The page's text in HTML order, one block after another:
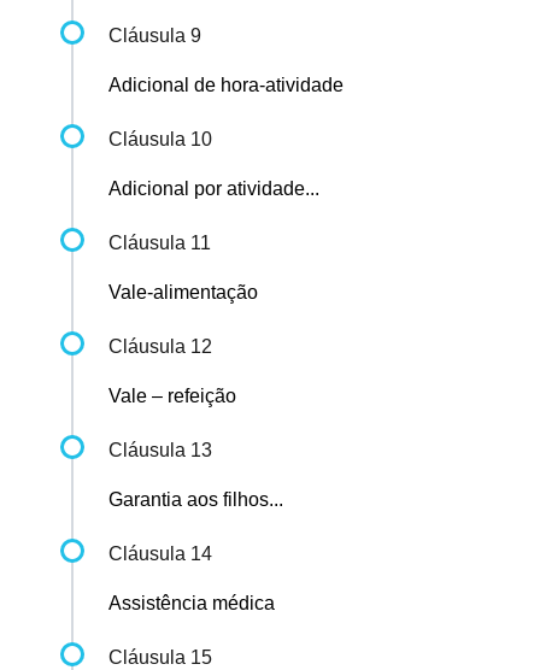
Cláusula 9
Adicional de hora-atividade
Cláusula 10
Adicional por atividade...
Cláusula 11
Vale-alimentação
Cláusula 12
Vale – refeição
Cláusula 13
Garantia aos filhos...
Cláusula 14
Assistência médica
Cláusula 15